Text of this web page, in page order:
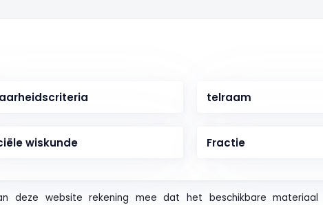
telraam
wiskunde Fractie
deze website rekening mee dat het beschikbare materiaal